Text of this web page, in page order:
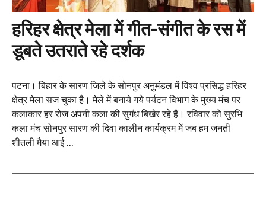
हरिहर क्षेत्र मेला में गीत-संगीत के रस में
डूबते उतराते रहे दर्शक
पटना। बिहार के सारण जिले के सोनपुर अनुमंडल में विश्व प्रसिद्ध हरिहर
क्षेत्र मेला सज चुका है। मेले में बनाये गये पर्यटन विभाग के मुख्य मंच पर
कलाकार हर रोज अपनी कला की सुगंध बिखेर रहे हैं। रविवार को सुरभि
कला मंच सोनपुर सारण की दिवा कालीन कार्यक्रम में जब हम जनती
शीतली मैया आई ...